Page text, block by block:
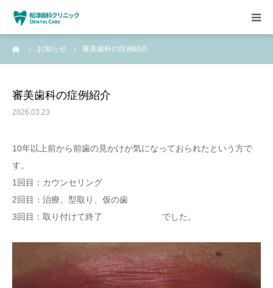
お知らせ 審美歯科の症例紹介
審美歯科の症例紹介
2026.03.23
10年以上前から前歯の見かけが気になっておられたという方で
す。
1回目：カウンセリング
2回目：治療、型取り、仮の歯
3回目：取り付けて終了 でした。
HOME